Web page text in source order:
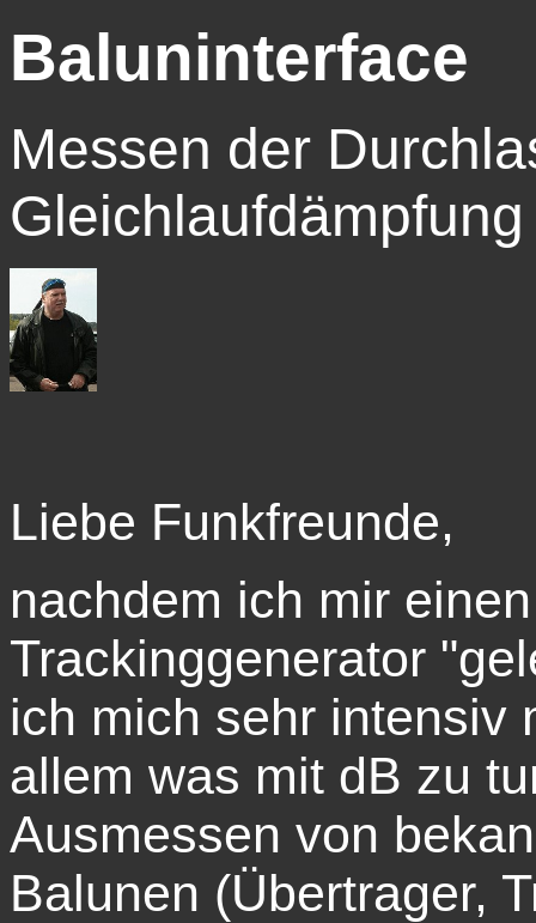
Baluninterface
Messen der
Liebe Funkfreunde,
nachdem ich mir
Trackinggenerator
ich mich sehr intensiv
allem was mit dB zu
Ausmessen von
Balunen (Übertrager,